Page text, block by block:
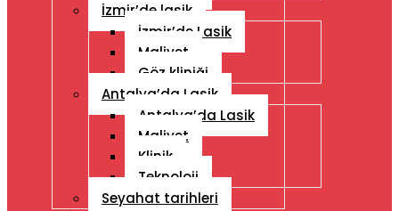
İzmir’de lasik
İzmir’de Lasik
Maliyet
Göz kliniği
Antalya’da Lasik
Antalya’da Lasik
Maliyet
Klinik
Teknoloji
Seyahat tarihleri